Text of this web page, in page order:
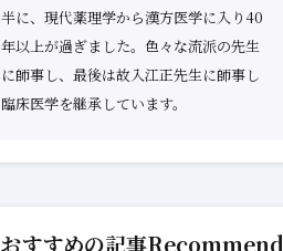
半に、現代薬理学から漢方医学に入り40
年以上が過ぎました。色々な流派の先生
に師事し、最後は故入江正先生に師事し
臨床医学を継承しています。
おすすめの記事Recommend